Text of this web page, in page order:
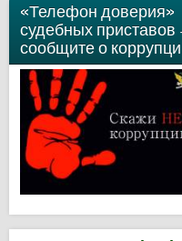
«Телефон доверия»
судебных
сообщите о